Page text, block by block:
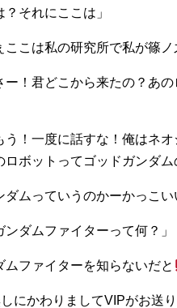
？それにここは」
ここは私の研究所で私が篠ノ
ー！君どこから来たの？あ
う！一度に話すな！俺はネ
ロボットってゴッドガンダム
ダムっていうのかーかっこい
ダムファイターって何？」
ムファイターを知らないだと
にかわりましてVIPがお送